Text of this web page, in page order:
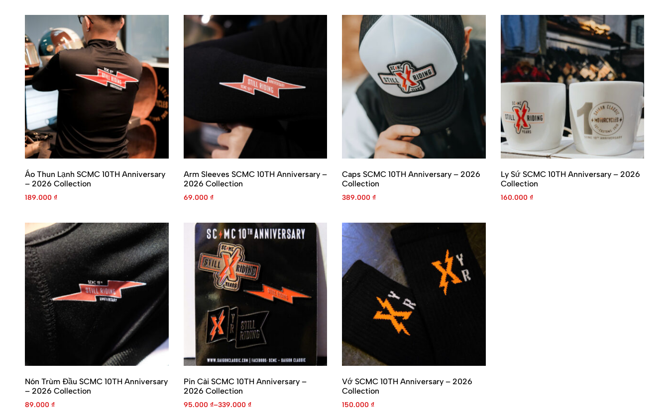
Áo Thun Lạnh SCMC 10TH Anniversary
– 2026 Collection
189.000 ₫
Arm Sleeves SCMC 10TH Anniversary –
2026 Collection
69.000 ₫
Caps SCMC 10TH Anniversary – 2026
Collection
389.000 ₫
Ly Sứ SCMC 10TH Anniversary – 2026
Collection
160.000 ₫
Nón Trùm Đầu SCMC 10TH Anniversary
– 2026 Collection
89.000 ₫
Pin Cài SCMC 10TH Anniversary –
2026 Collection
95.000 ₫–339.000 ₫
Vớ SCMC 10TH Anniversary – 2026
Collection
150.000 ₫